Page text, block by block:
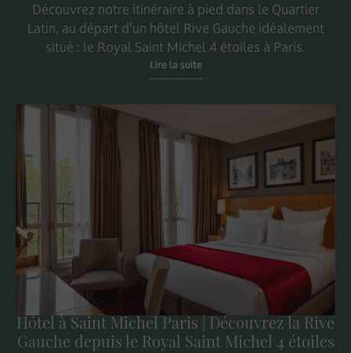
Découvrez notre itinéraire à pied dans le Quartier
Latin, au départ d’un hôtel Rive Gauche idéalement
situé : le Royal Saint Michel 4 étoiles à Paris.
Lire la suite
Hôtel à Saint Michel Paris | Découvrez la Rive
Gauche depuis le Royal Saint Michel 4 étoiles